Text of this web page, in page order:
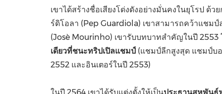
เขาได้สร้างชื่อเสียงโด่งดังอย่างมั่นคงในยุโรป ด้
ร์ดิโอลา (Pep Guardiola) เขาสามารถคว้าแชม
(Josè Mourinho) เขารับบทบาทสำคัญในปี
เดียวที่ชนะทริปเปิลแชมป์ (แชมป์ลีกสูงสุด แชมป์บ
2552 และอินเตอร์ในปี 2553)